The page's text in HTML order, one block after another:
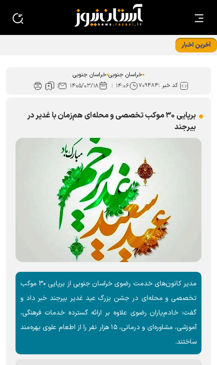
آخرین اخبار
خراسان جنوبی خراسان جنوبی
کد خبر :۷۰۹۴۸۴ ۱۴:۰۶ ۱۴۰۵/۰۳/۱۸
برپایی ۳۰ موکب تخصصی و محله‌ای هم‌زمان با غدیر در
بیرجند
مدیر کانون‌های خدمت رضوی خراسان جنوبی از برپایی ۳۰ موکب
تخصصی و محله‌ای در جشن بزرگ عید غدیر بیرجند خبر داد و
گفت: خادم‌یاران رضوی علاوه بر ارائه گسترده خدمات فرهنگی،
آموزشی، مشاوره‌ای و درمانی، ۱۵ هزار نفر را از اطعام علوی بهره‌مند
ساختند.